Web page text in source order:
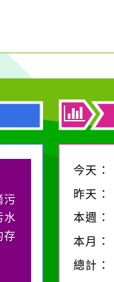
污
水
存
今天：
昨天：
本週：
本月：
總計：